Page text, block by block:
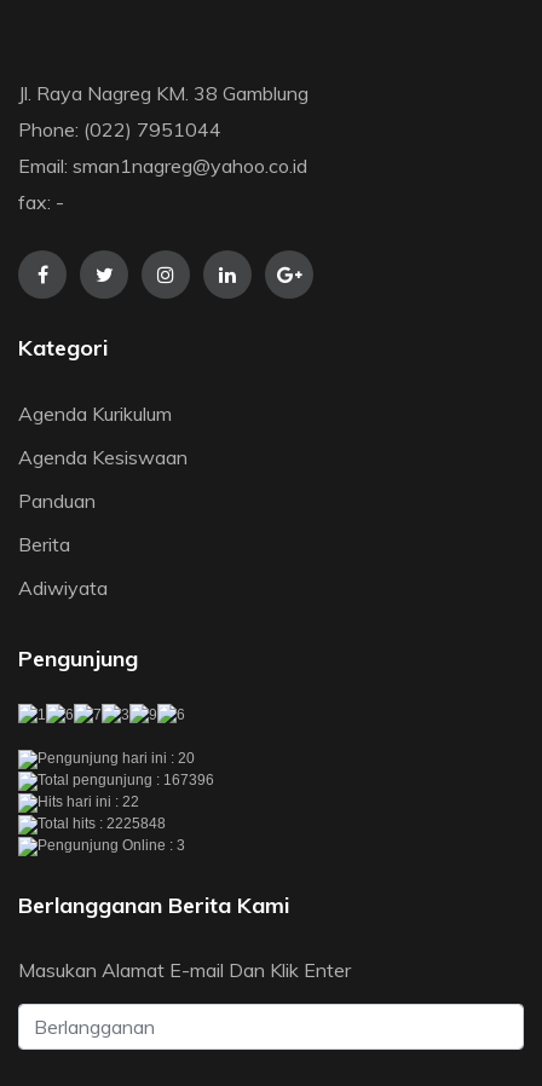
Jl. Raya Nagreg KM. 38 Gamblung
Phone: (022) 7951044
Email: sman1nagreg@yahoo.co.id
fax: -
Kategori
Agenda Kurikulum
Agenda Kesiswaan
Panduan
Berita
Adiwiyata
Pengunjung
Pengunjung hari ini : 20
Total pengunjung : 167396
Hits hari ini : 22
Total hits : 2225848
Pengunjung Online : 3
Berlangganan Berita Kami
Masukan Alamat E-mail Dan Klik Enter